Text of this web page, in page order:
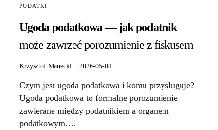
PODATKI
Ugoda podatkowa — jak podatnik
może zawrzeć porozumienie z fiskusem
Krzysztof Manecki 2026-05-04
Czym jest ugoda podatkowa i komu przysługuje?
Ugoda podatkowa to formalne porozumienie
zawierane między podatnikiem a organem
podatkowym.…